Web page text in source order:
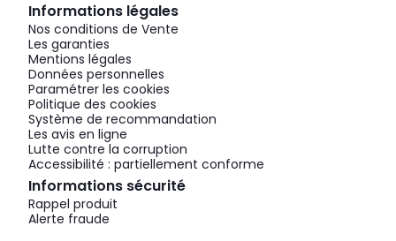
Informations légales
Nos conditions de Vente
Les garanties
Mentions légales
Données personnelles
Paramétrer les cookies
Politique des cookies
Système de recommandation
Les avis en ligne
Lutte contre la corruption
Accessibilité : partiellement conforme
Informations sécurité
Rappel produit
Alerte fraude